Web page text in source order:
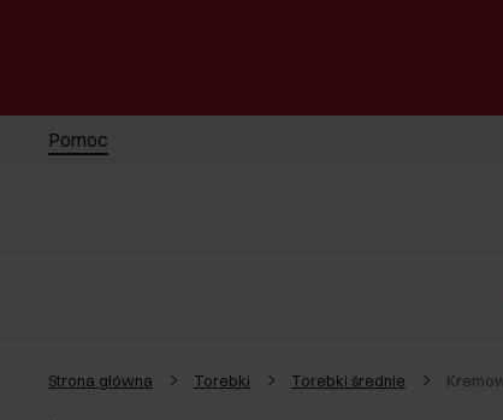
Pomoc
Strona główna Torebki Torebki średnie